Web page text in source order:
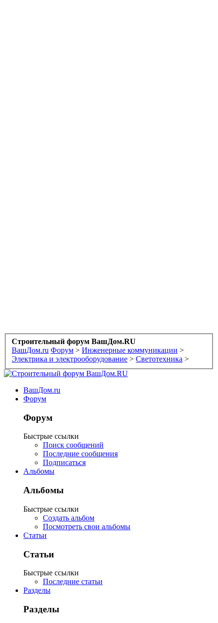
Строительный форум ВашДом.RU
ВашДом.ru Форум > Инженерные коммуникации >
Электрика и электрооборудование > Светотехника >
ВашДом.ru
Форум
Форум
Быстрые ссылки
Поиск сообщений
Последние сообщения
Подписаться
Альбомы
Альбомы
Быстрые ссылки
Создать альбом
Посмотреть свои альбомы
Статьи
Статьи
Быстрые ссылки
Последние статьи
Разделы
Разделы